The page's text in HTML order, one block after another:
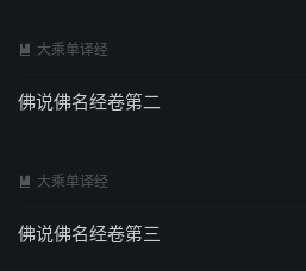
 大乘单译经
佛说佛名经卷第二
 大乘单译经
佛说佛名经卷第三